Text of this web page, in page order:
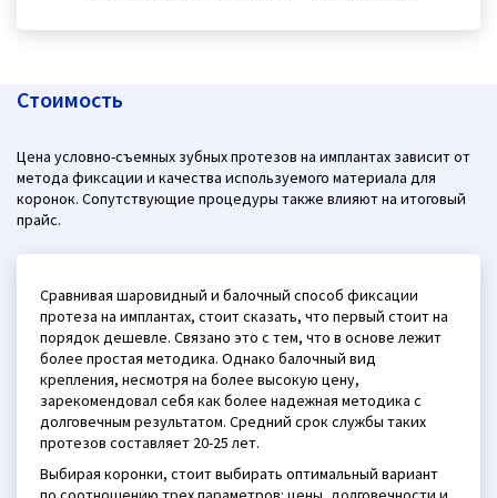
Стоимость
Цена условно-съемных зубных протезов на имплантах зависит от
метода фиксации и качества используемого материала для
коронок. Сопутствующие процедуры также влияют на итоговый
прайс.
Сравнивая шаровидный и балочный способ фиксации
протеза на имплантах, стоит сказать, что первый стоит на
порядок дешевле. Связано это с тем, что в основе лежит
более простая методика. Однако балочный вид
крепления, несмотря на более высокую цену,
зарекомендовал себя как более надежная методика с
долговечным результатом. Средний срок службы таких
протезов составляет 20-25 лет.
Выбирая коронки, стоит выбирать оптимальный вариант